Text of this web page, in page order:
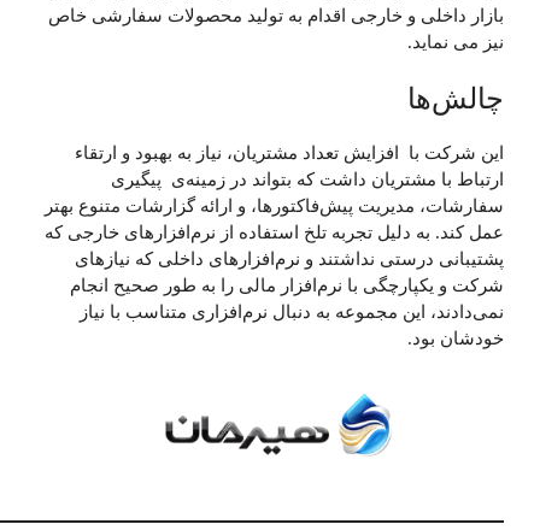
بازار داخلی و خارجی اقدام به تولید محصولات سفارشی خاص
نیز می نماید.
چالش‌ها
این شرکت با افزایش تعداد مشتریان، نیاز به بهبود و ارتقاء
ارتباط با مشتریان داشت که بتواند در زمینه‌ی پیگیری
سفارشات، مدیریت پیش‌فاکتورها، و ارائه گزارشات متنوع بهتر
عمل کند. به دلیل تجربه تلخ استفاده از نرم‌افزارهای خارجی که
پشتیبانی درستی نداشتند و نرم‌افزارهای داخلی که نیازهای
شرکت و یکپارچگی با نرم‎‌افزار مالی را به طور صحیح انجام
نمی‌دادند، این مجموعه به دنبال نرم‎‌افزاری متناسب با نیاز
خودشان بود.